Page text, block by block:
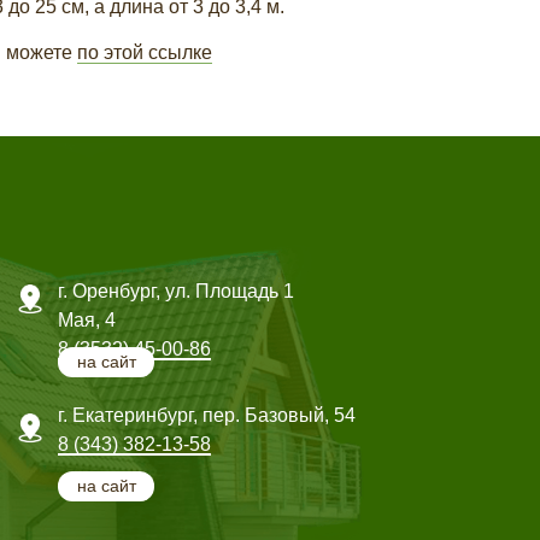
до 25 см, а длина от 3 до 3,4 м.
можете по этой ссылке
г. Оренбург, ул. Площадь 1
Мая, 4
8 (3532) 45-00-86
г. Екатеринбург, пер. Базовый, 54
8 (343) 382-13-58
на сайт
на сайт